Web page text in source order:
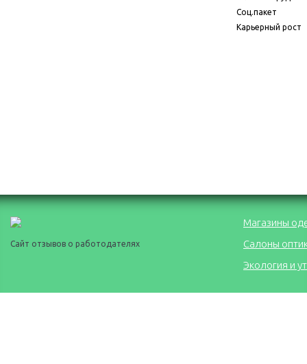
Соц.пакет
Карьерный рост
Сайт отзывов о работодателях
Магазины
Салоны
Экология и